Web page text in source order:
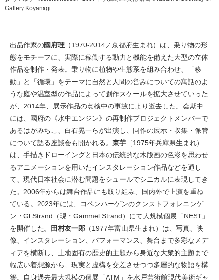
Gallery Koyanagi
出品作家の國府理 （1970-2014／京都府生まれ）は、乗り物の形
態をモチーフに、実際に稼働する動力と機能を備えた大型の立体
作品を制作・発表。乗り物に植物や生態系を組み合わせ、「移
動」と「循環」をテーマに自然と人間の営みについての寓話のよ
うな庭や温室型の作品によって創作スケールを拡大させていった
が、2014年、展示作品の点検中の事故により逝去した。会期中
には、國府の《水中エンジン》の再制作プロジェクトメンバーで
あるはがみちこ、白石晃一らが出演し、同作の展示・収集・保管
について語る座談会も開かれる。 束芋 （1975年兵庫県生まれ）
は、手描きドローイングと日本の伝統的な木版画の色彩を思わせ
るアニメーションを用いたインスタレーション作品などを通し
て、現代日本社会に潜む問題をシュールでシニカルに表現してき
た。2006年からは舞台作品にも取り組み、国内外で上演を重ね
ている。2023年には、コペンハーゲンのクンストフォレニンゲ
ン・Gl Strand（現・Gammel Strand）にて大規模個展「NEST」
を開催した。
田村友一郎 （1977年富山県生まれ）は、写真、映
像、インスタレーション、パフォーマンス、舞台まで多彩なメデ
ィアを横断し、土地固有の歴史的主題から身近な大衆的主題まで
幅広い着想源から、現実と虚構を交差させつつ多層的な物語を構
築。自身過去最大規模の個展「ATM」を水戸芸術館現代美術ギャ